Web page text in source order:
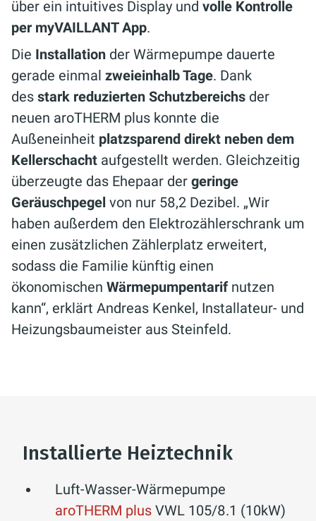
über ein intuitives Display und volle Kontrolle
per myVAILLANT App.
Die Installation der Wärmepumpe dauerte
gerade einmal zweieinhalb Tage. Dank
des stark reduzierten Schutzbereichs der
neuen aroTHERM plus konnte die
Außeneinheit platzsparend direkt neben dem
Kellerschacht aufgestellt werden. Gleichzeitig
überzeugte das Ehepaar der geringe
Geräuschpegel von nur 58,2 Dezibel. „Wir
haben außerdem den Elektrozählerschrank um
einen zusätzlichen Zählerplatz erweitert,
sodass die Familie künftig einen
ökonomischen Wärmepumpentarif nutzen
kann“, erklärt Andreas Kenkel, Installateur- und
Heizungsbaumeister aus Steinfeld.
Installierte Heiztechnik
Luft-Wasser-Wärmepumpe
aroTHERM plus VWL 105/8.1 (10kW)